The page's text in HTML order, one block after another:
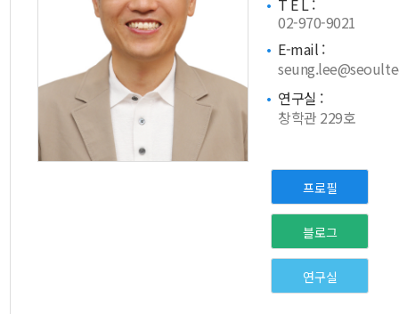
T E L :
02-970-9021
E-mail :
연구실 :
창학관 229호
프로필
블로그
연구실